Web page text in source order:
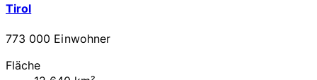
Tirol
773 000 Einwohner
Fläche